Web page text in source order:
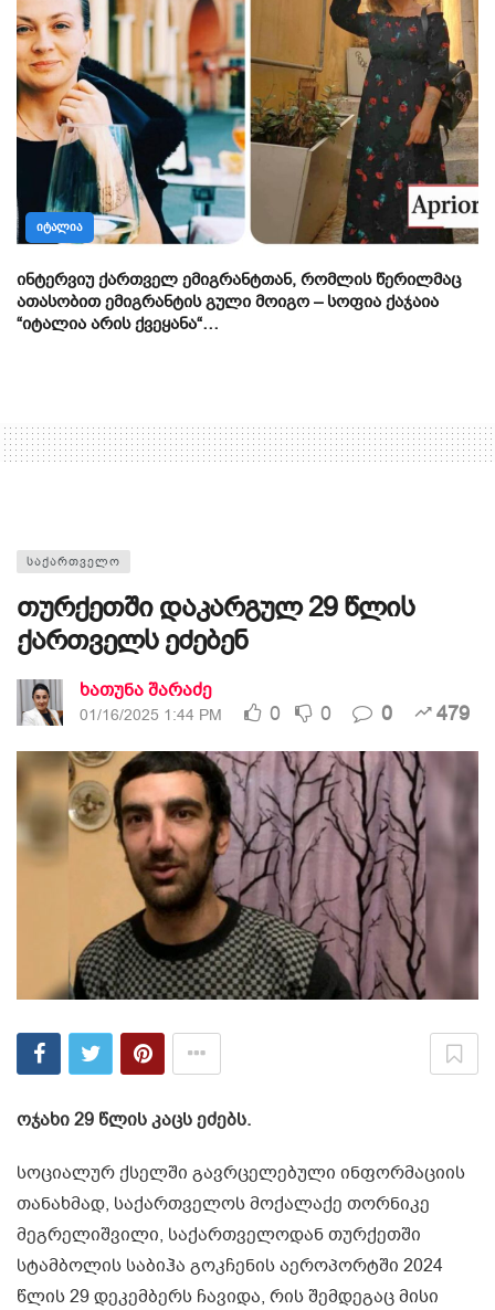
ᲘᲢᲐᲚᲘᲐ
ინტერვიუ ქართველ ემიგრანტთან, რომლის წერილმაც
ათასობით ემიგრანტის გული მოიგო – სოფია ქაჯაია
“იტალია არის ქვეყანა“…
ᲡᲐᲥᲐᲠᲗᲕᲔᲚᲝ
თურქეთში დაკარგულ 29 წლის
ქართველს ეძებენ
ხათუნა შარაძე
01/16/2025 1:44 PM 0 0 0 479
ოჯახი 29 წლის კაცს ეძებს.
სოციალურ ქსელში გავრცელებული ინფორმაციის
თანახმად, საქართველოს მოქალაქე თორნიკე
მეგრელიშვილი, საქართველოდან თურქეთში
სტამბოლის საბიჰა გოკჩენის აეროპორტში 2024
წლის 29 დეკემბერს ჩავიდა, რის შემდეგაც მისი